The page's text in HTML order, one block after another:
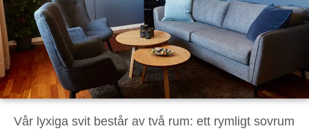
Vår lyxiga svit består av två rum: ett rymligt sovrum